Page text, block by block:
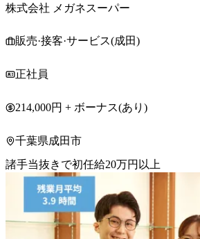
株式会社 メガネスーパー
販売·接客·サービス(成田)
正社員
214,000円 + ボーナス(あり)
千葉県成田市
諸手当抜きで初任給20万円以上